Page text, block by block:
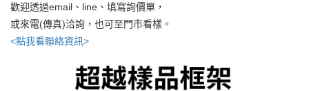
歡迎透過email、line、填寫詢價單，
或來電(傳真)洽詢，也可至門市看樣。
<點我看聯絡資訊>